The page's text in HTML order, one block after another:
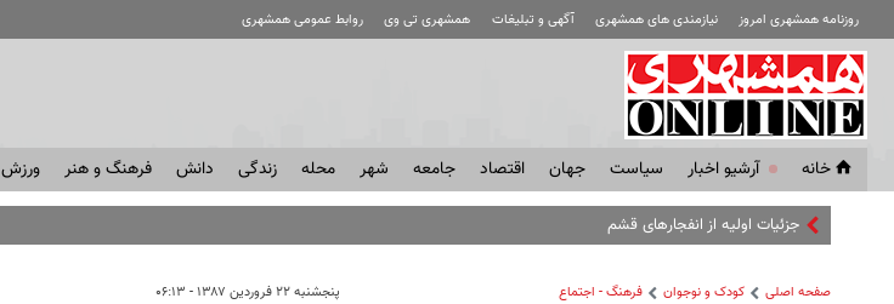
روزنامه همشهری امروز نیازمندی های همشهری آگهی و تبلیغات همشهری تی وی روابط عمومی همشهری
خانه آرشیو اخبار سياست جهان اقتصاد جامعه شهر محله زندگی دانش فرهنگ و هنر ورزش
جزئیات اولیه از انفجارهای قشم
صفحه اصلی کودک و نوجوان فرهنگ - اجتماع پنجشنبه ۲۲ فروردین ۱۳۸۷ - ۰۶:۱۳